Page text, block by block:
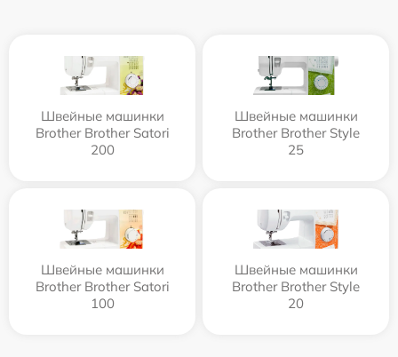
Швейные машинки
Brother Brother Satori
200
Швейные машинки
Brother Brother Style
25
Швейные машинки
Brother Brother Satori
100
Швейные машинки
Brother Brother Style
20